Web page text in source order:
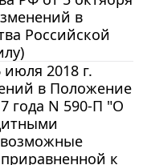
в
Российской
2018 г.
в Положение
года N 590-П "О
возможные
к